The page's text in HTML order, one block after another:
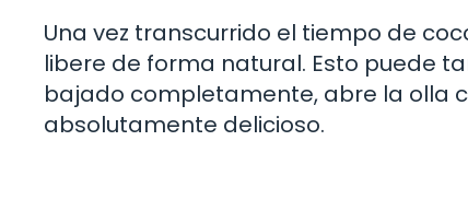
Una vez transcurrido el tiempo de
libere de forma natural. Esto puede
bajado completamente, abre la olla
absolutamente delicioso.